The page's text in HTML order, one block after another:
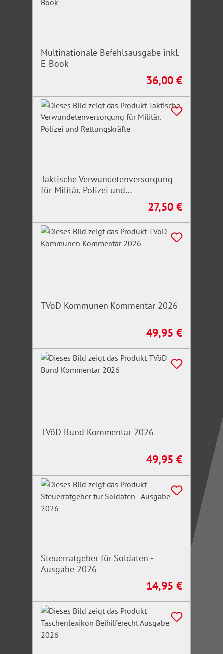
Multinationale Befehlsausgabe inkl.
E-Book
Regulärer Preis:
36,00 €
Taktische Verwundetenversorgung
für Militär, Polizei und
Regulärer Preis:
27,50 €
TVöD Kommunen Kommentar 2026
Regulärer Preis:
49,95 €
TVöD Bund Kommentar 2026
Regulärer Preis:
49,95 €
Steuerratgeber für Soldaten -
Ausgabe 2026
Regulärer Preis:
14,95 €